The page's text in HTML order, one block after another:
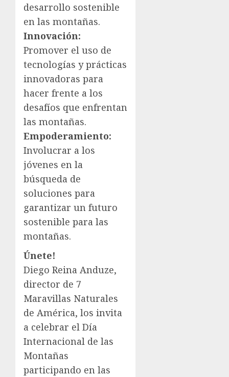
desarrollo sostenible
en las montañas.
Innovación:
Promover el uso de
tecnologías y prácticas
innovadoras para
hacer frente a los
desafíos que enfrentan
las montañas.
Empoderamiento:
Involucrar a los
jóvenes en la
búsqueda de
soluciones para
garantizar un futuro
sostenible para las
montañas.
Únete!
Diego Reina Anduze,
director de 7
Maravillas Naturales
de América, los invita
a celebrar el Día
Internacional de las
Montañas
participando en las